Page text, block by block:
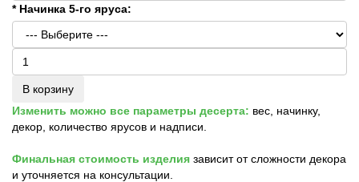
* Начинка 5-го яруса:
В корзину
Изменить можно все параметры десерта: вес, начинку,
декор, количество ярусов и надписи.
Финальная стоимость изделия зависит от сложности декора
и уточняется на консультации.